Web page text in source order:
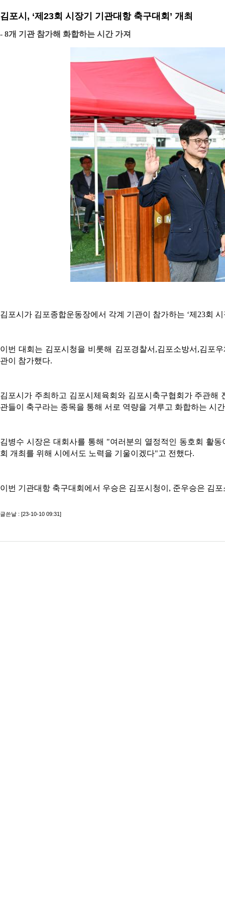
김포시, ‘제23회 시장기 기관대항 축구대회’ 개최
- 8개 기관 참가해 화합하는 시간 가져
김포시가 김포종합운동장에서 각계 기관이 참가하는 ‘제 23회
이번 대회는 김포시청을 비롯해 김포경찰서 ,김포소방서 ,김포
관이 참가했다.
김포시가 주최하고 김포시체육회와 김포시축구협회가 주관
관들이 축구라는 종목을 통해 서로 역량을 겨루고 화합하는 시
김병수 시장은 대회사를 통해 "여러분의 열정적인 동호회 활
회 개최를 위해 시에서도 노력을 기울이겠다"고 전했다.
이번 기관대항 축구대회에서 우승은 김포시청이 , 준우승은 김
글쓴날 : [23-10-10 09:31]